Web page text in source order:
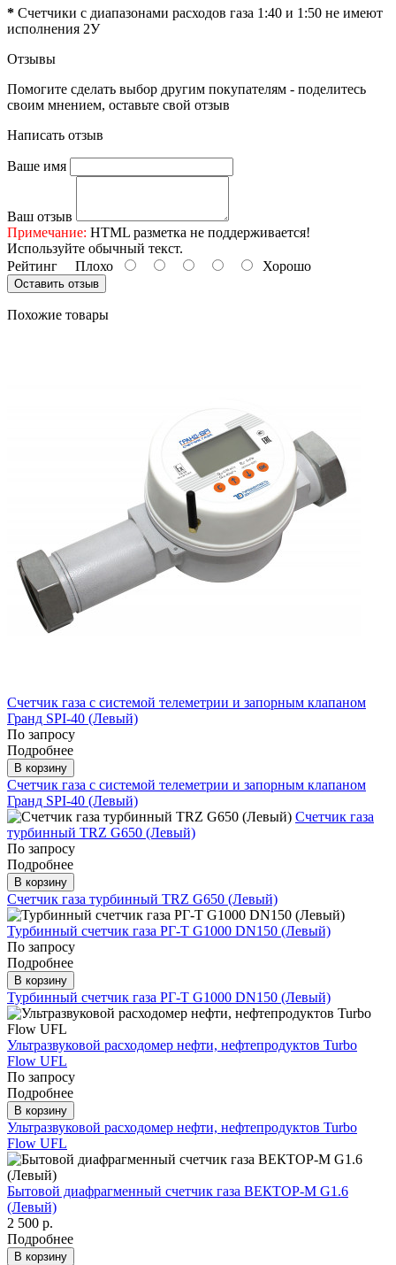
* Счетчики с диапазонами расходов газа 1:40 и 1:50 не имеют
исполнения 2У
Отзывы
Помогите сделать выбор другим покупателям - поделитесь
своим мнением, оставьте свой отзыв
Написать отзыв
Ваше имя
Ваш отзыв
Примечание: HTML разметка не поддерживается!
Используйте обычный текст.
Рейтинг Плохо Хорошо
Оставить отзыв
Похожие товары
Счетчик газа с системой телеметрии и запорным клапаном
Гранд SPI-40 (Левый)
По запросу
Подробнее
В корзину
Счетчик газа с системой телеметрии и запорным клапаном
Гранд SPI-40 (Левый)
Счетчик газа
турбинный TRZ G650 (Левый)
По запросу
Подробнее
В корзину
Счетчик газа турбинный TRZ G650 (Левый)
Турбинный счетчик газа РГ-Т G1000 DN150 (Левый)
По запросу
Подробнее
В корзину
Турбинный счетчик газа РГ-Т G1000 DN150 (Левый)
Ультразвуковой расходомер нефти, нефтепродуктов Turbo
Flow UFL
По запросу
Подробнее
В корзину
Ультразвуковой расходомер нефти, нефтепродуктов Turbo
Flow UFL
Бытовой диафрагменный счетчик газа ВЕКТОР-М G1.6
(Левый)
2 500 р.
Подробнее
В корзину